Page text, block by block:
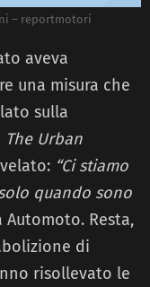
– reportmotori
aveva
una misura che
sulla
The Urban
“Ci stiamo
quando sono
Resta,
di
risollevato le